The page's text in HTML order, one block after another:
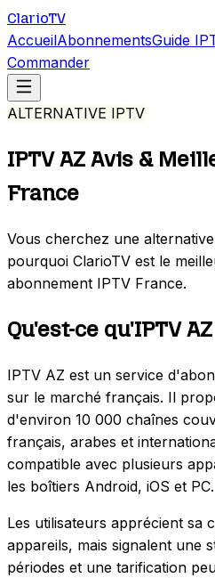
ClarioTV
AccueilAbonnementsGuide
Commander
ALTERNATIVE IPTV
IPTV AZ Avis &
France
Vous cherchez une
pourquoi ClarioTV est le
abonnement IPTV France.
Qu'est-ce qu'IPTV
IPTV AZ est un service
sur le marché français. Il
d'environ 10 000 chaînes
français, arabes et
compatible avec plusieurs
les boîtiers Android, iOS et PC.
Les utilisateurs apprécient sa
appareils, mais signalent une
périodes et une tarification